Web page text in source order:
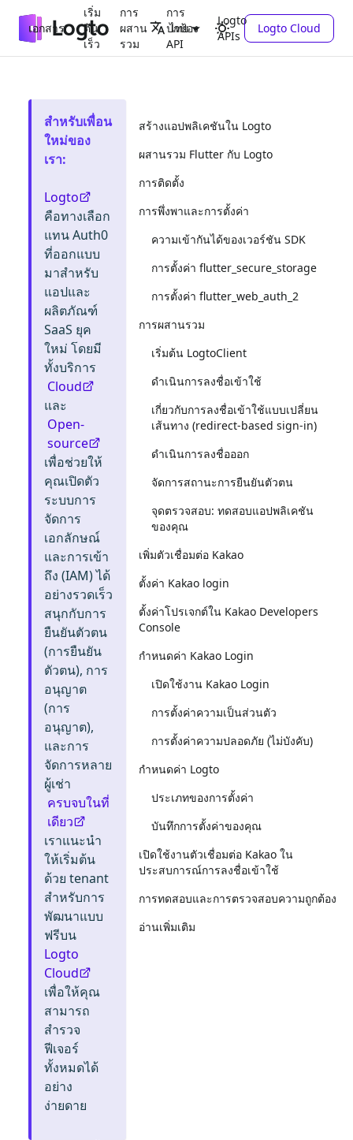
เอกสาร
เริ่ม
ต้น
เร็ว
การ
ผสาน
รวม
การ
ปกป้อง
API
Logto
APIs
ไทย Logto Cloud
สำหรับเพื่อน
ใหม่ของ
เรา:
Logto
คือทางเลือก
แทน Auth0
ที่ออกแบบ
มาสำหรับ
แอปและ
ผลิตภัณฑ์
SaaS ยุค
ใหม่ โดยมี
ทั้งบริการ
Cloud
และ
Open-
source
เพื่อช่วยให้
คุณเปิดตัว
ระบบการ
จัดการ
เอกลักษณ์
และการเข้า
ถึง (IAM) ได้
อย่างรวดเร็ว
สนุกกับการ
ยืนยันตัวตน
(การยืนยัน
ตัวตน), การ
อนุญาต
(การ
อนุญาต),
และการ
จัดการหลาย
ผู้เช่า
ครบจบในที่
เดียว
เราแนะนำ
ให้เริ่มต้น
ด้วย tenant
สำหรับการ
พัฒนาแบบ
ฟรีบน
Logto
Cloud
เพื่อให้คุณ
สามารถ
สำรวจ
ฟีเจอร์
ทั้งหมดได้
อย่าง
ง่ายดาย
สร้างแอปพลิเคชันใน Logto
ผสานรวม Flutter กับ Logto
การติดตั้ง
การพึ่งพาและการตั้งค่า
ความเข้ากันได้ของเวอร์ชัน SDK
การตั้งค่า flutter_secure_storage
การตั้งค่า flutter_web_auth_2
การผสานรวม
เริ่มต้น LogtoClient
ดำเนินการลงชื่อเข้าใช้
เกี่ยวกับการลงชื่อเข้าใช้แบบเปลี่ยน
เส้นทาง (redirect-based sign-in)
ดำเนินการลงชื่อออก
จัดการสถานะการยืนยันตัวตน
จุดตรวจสอบ: ทดสอบแอปพลิเคชัน
ของคุณ
เพิ่มตัวเชื่อมต่อ Kakao
ตั้งค่า Kakao login
ตั้งค่าโปรเจกต์ใน Kakao Developers
Console
กำหนดค่า Kakao Login
เปิดใช้งาน Kakao Login
การตั้งค่าความเป็นส่วนตัว
การตั้งค่าความปลอดภัย (ไม่บังคับ)
กำหนดค่า Logto
ประเภทของการตั้งค่า
บันทึกการตั้งค่าของคุณ
เปิดใช้งานตัวเชื่อมต่อ Kakao ใน
ประสบการณ์การลงชื่อเข้าใช้
การทดสอบและการตรวจสอบความถูกต้อง
อ่านเพิ่มเติม